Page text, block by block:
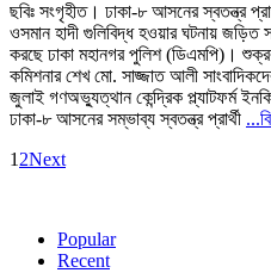
ছবিঃ সংগৃহীত। ঢাকা-৮ আসনের স্বতন্ত্র
ওসমান হাদী গুলিবিদ্ধ হওয়ার ঘটনায় জড়িত
করছে ঢাকা মহানগর পুলিশ (ডিএমপি)।
কমিশনার শেখ মো. সাজ্জাত আলী
জুলাই গণঅভ্যুত্থান কেন্দ্রিক প্ল্যাটফর্ম
ঢাকা-৮ আসনের সম্ভাব্য স্বতন্ত্র প্রার্থী
1 2Next
Popular
Recent